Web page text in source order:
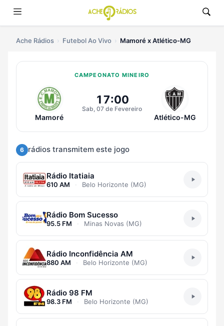
Ache Rádios Futebol Ao Vivo Mamoré x Atlético-MG
CAMPEONATO MINEIRO
Ouvir Mamoré x Atlético-MG Ao
Mamoré
17:00
Sab, 07 de Fevereiro
Atlético-MG
6 rádios transmitem este jogo
Rádio Itatiaia
610 AM · Belo Horizonte (MG)
Rádio Bom Sucesso
95.5 FM · Minas Novas (MG)
Rádio Inconfidência AM
880 AM · Belo Horizonte (MG)
Rádio 98 FM
98.3 FM · Belo Horizonte (MG)